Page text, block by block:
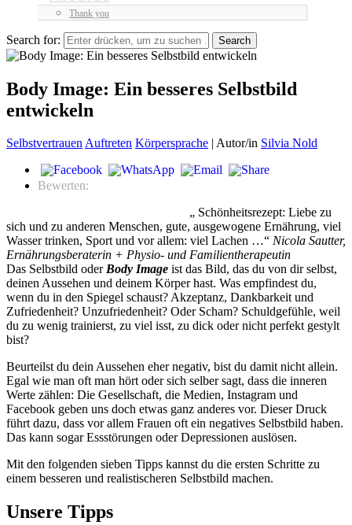
Thank you
Search for:
Body Image: Ein besseres Selbstbild
entwickeln
SelbstvertrauenAuftreten Körpersprache | Autor/in Silvia Nold
Bewerten:
„ Schönheitsrezept: Liebe zu
sich und zu anderen Menschen, gute, ausgewogene Ernährung, viel
Wasser trinken, Sport und vor allem: viel Lachen …“ Nicola Sautter,
Ernährungsberaterin + Physio- und Familientherapeutin
Das Selbstbild oder Body Image ist das Bild, das du von dir selbst,
deinen Aussehen und deinem Körper hast. Was empfindest du,
wenn du in den Spiegel schaust? Akzeptanz, Dankbarkeit und
Zufriedenheit? Unzufriedenheit? Oder Scham? Schuldgefühle, weil
du zu wenig trainierst, zu viel isst, zu dick oder nicht perfekt gestylt
bist?
Beurteilst du dein Aussehen eher negativ, bist du damit nicht allein.
Egal wie man oft man hört oder sich selber sagt, dass die inneren
Werte zählen: Die Gesellschaft, die Medien, Instagram und
Facebook geben uns doch etwas ganz anderes vor. Dieser Druck
führt dazu, dass vor allem Frauen oft ein negatives Selbstbild haben.
Das kann sogar Essstörungen oder Depressionen auslösen.
Mit den folgenden sieben Tipps kannst du die ersten Schritte zu
einem besseren und realistischeren Selbstbild machen.
Unsere Tipps